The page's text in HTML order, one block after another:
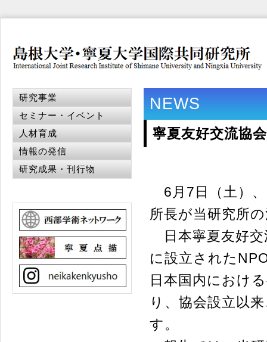
NEWS
寧夏友好交流協
6月7日（土）、
所長が当研究所
日本寧夏友好交
に設立された
日本国内におけ
り、協会設立以
す。
研究事業
セミナー・イベント
人材育成
情報の発信
研究成果・刊行物